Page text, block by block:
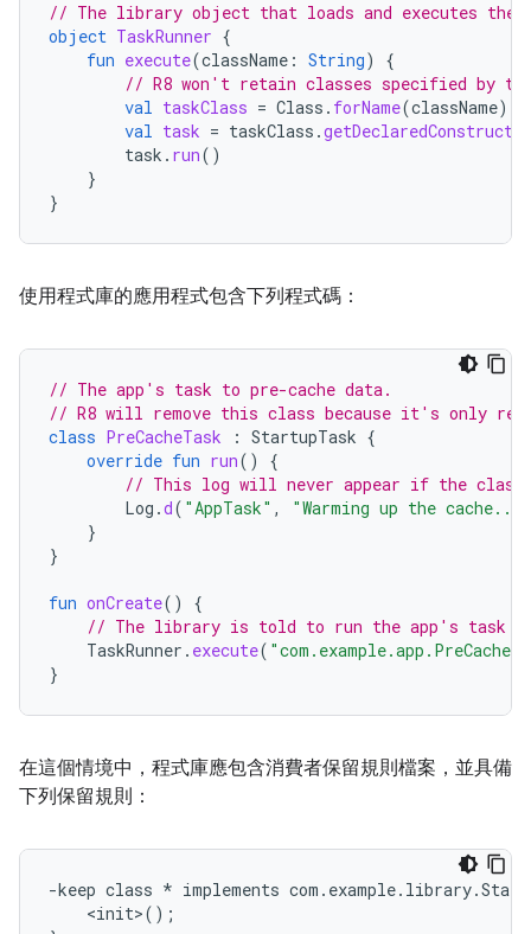
// The library object that loads and executes the
object TaskRunner {
fun execute(className : String)
{
// R8 won't retain classes specified by
val taskClass = Class . forName(className)
val task = taskClass .getDeclaredConstructor
task . run()
}
}
使用程式庫的應用程式包含下列程式碼：
// The app's task to pre-cache data.
// R8 will remove this class because it's only
class PreCacheTask : StartupTask {
override fun run()
{
// This log will never appear if the class
Log .d( "AppTask" ,
"Warming up the cache..."
}
}
fun onCreate()
{
// The library is told to run the app's task
TaskRunner . execute(
}
在這個情境中，程式庫應包含消費者保留規則檔案，並具備
下列保留規則：
-keep class * implements
    <init>();